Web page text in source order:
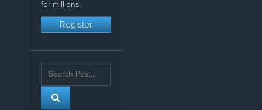
for millions.
Register